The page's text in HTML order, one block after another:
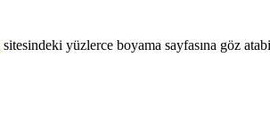
sitesindeki yüzlerce boyama sayfasına göz